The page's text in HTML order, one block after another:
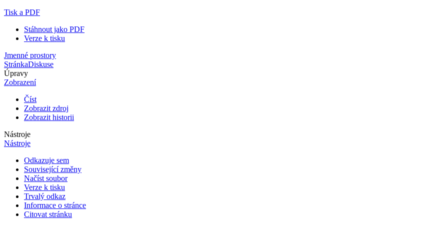
Tisk a PDF
Stáhnout jako PDF
Verze k tisku
Jmenné prostory
StránkaDiskuse
Úpravy
Zobrazení
Číst
Zobrazit zdroj
Zobrazit historii
Nástroje
Nástroje
Odkazuje sem
Související změny
Načíst soubor
Verze k tisku
Trvalý odkaz
Informace o stránce
Citovat stránku